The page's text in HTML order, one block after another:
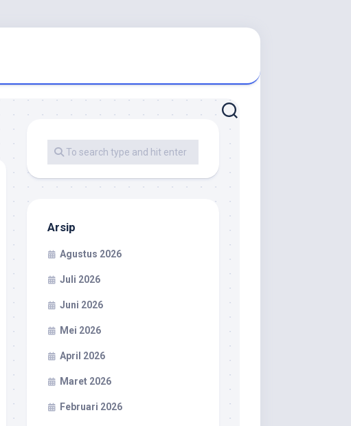
Arsip
Agustus 2026
Juli 2026
Juni 2026
Mei 2026
April 2026
Maret 2026
Februari 2026